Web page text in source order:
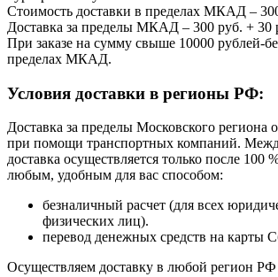
Стоимость доставки в пределах МКАД –
Доставка за пределы МКАД – 300 руб. + 30
При заказе на сумму свыше 10000 рублей-
пределах МКАД.
Условия доставки в регионы РФ:
Доставка за пределы Московского региона
при помощи транспортных компаний.
доставка осуществляется только после 100
любым, удобным для вас способом:
безналичный расчет (для всех
физических лиц).
перевод денежных средств на карты
Осуществляем доставку в любой регион